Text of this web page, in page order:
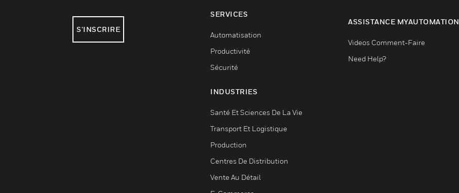
S'INSCRIRE
SERVICES
Automatisation
Productivité
Sécurité
INDUSTRIES
Santé Et Sciences De La Vie
Transport Et Logistique
Production
Centres De Distribution
Vente Au Détail
ASSISTANCE MYAUTOMATION
Videos Comment-Faire
Need Help?